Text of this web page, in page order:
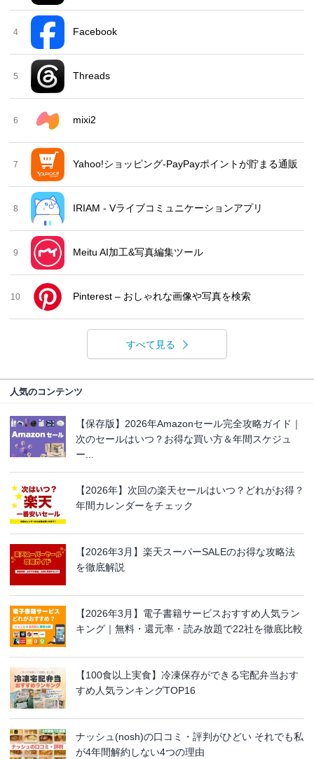
4 Facebook
5 Threads
6 mixi2
7 Yahoo!ショッピング-PayPayポイントが貯まる通販
8 IRIAM - Vライブコミュニケーションアプリ
9 Meitu AI加工&写真編集ツール
10 Pinterest – おしゃれな画像や写真を検索
すべて見る
人気のコンテンツ
【保存版】2026年Amazonセール完全攻略ガイド｜
次のセールはいつ？お得な買い方＆年間スケジュ
ー...
【2026年】次回の楽天セールはいつ？どれがお得？
年間カレンダーをチェック
【2026年3月】楽天スーパーSALEのお得な攻略法
を徹底解説
【2026年3月】電子書籍サービスおすすめ人気ラン
キング｜無料・還元率・読み放題で22社を徹底比較
【100食以上実食】冷凍保存ができる宅配弁当おす
すめ人気ランキングTOP16
ナッシュ(nosh)の口コミ・評判がひどい それでも私
が4年間解約しない4つの理由